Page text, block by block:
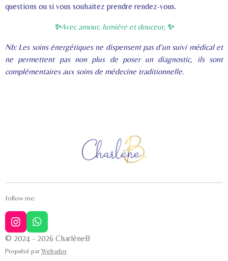
questions ou si vous souhaitez prendre rendez-vous.
✨Avec amour, lumière et douceur, ✨
Nb: Les soins énergétiques ne dispensent pas d’un suivi médical et
ne permettent pas non plus de poser un diagnostic, ils sont
complémentaires aux soins de médecine traditionnelle.
follow me:
I
n
t
W
h
t
© 2024 - 2026 CharlèneB
Propulsé par Webador